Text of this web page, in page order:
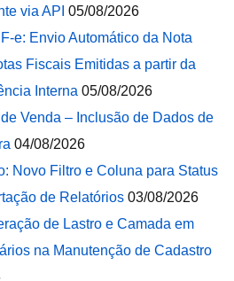
via API 05/08/2026
e: Envio Automático da Nota
Fiscais Emitidas a partir da
Interna 05/08/2026
Venda – Inclusão de Dados de
04/08/2026
Novo Filtro e Coluna para Status
de Relatórios 03/08/2026
de Lastro e Camada em
na Manutenção de Cadastro